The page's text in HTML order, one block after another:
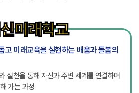
미래학교
고 미래교육을 실현하는 배움과 돌봄의
실천을 통해 자신과 주변 세계를 연결하며
가는 과정